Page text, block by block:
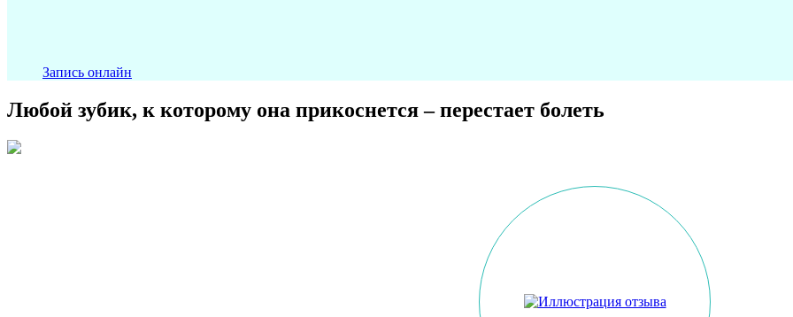
Запись онлайн
Любой зубик, к которому она прикоснется – перестает болеть